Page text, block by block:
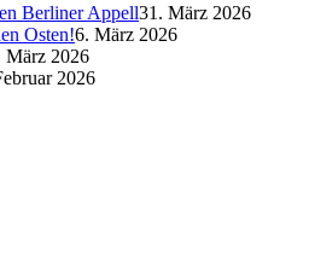
Berliner Appell31. März 2026
Osten!6. März 2026
März 2026
2026